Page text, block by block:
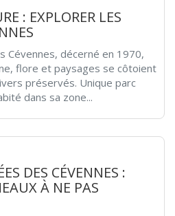
: EXPLORER LES
Cévennes, décerné en 1970,
flore et paysages se côtoient
préservés. Unique parc
dans sa zone...
DES CÉVENNES :
À NE PAS